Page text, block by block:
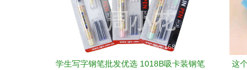
学生写字钢笔批发优选 1018B吸卡装钢笔
这